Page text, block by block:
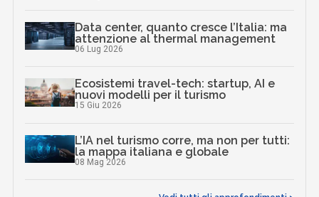
Data center, quanto cresce l’Italia: ma
attenzione al thermal management
06 Lug 2026
Ecosistemi travel-tech: startup, AI e
nuovi modelli per il turismo
15 Giu 2026
L’IA nel turismo corre, ma non per tutti:
la mappa italiana e globale
08 Mag 2026